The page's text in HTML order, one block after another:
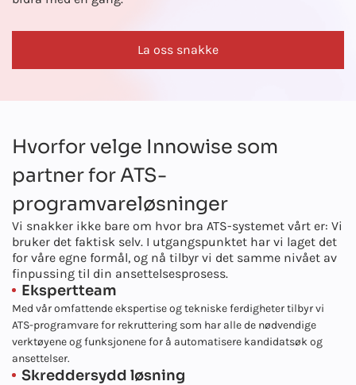
La oss snakke
Hvorfor velge Innowise som
partner for ATS-
programvareløsninger
Vi snakker ikke bare om hvor bra ATS-systemet vårt er: Vi
bruker det faktisk selv. I utgangspunktet har vi laget det
for våre egne formål, og nå tilbyr vi det samme nivået av
finpussing til din ansettelsesprosess.
Ekspertteam
Med vår omfattende ekspertise og tekniske ferdigheter tilbyr vi
ATS-programvare for rekruttering som har alle de nødvendige
verktøyene og funksjonene for å automatisere kandidatsøk og
ansettelser.
Skreddersydd løsning